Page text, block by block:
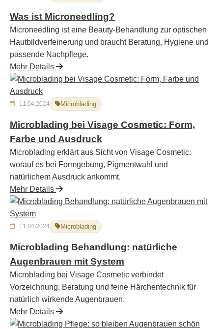
Was ist Microneedling?
Microneedling ist eine Beauty-Behandlung zur optischen
Hautbildverfeinerung und braucht Beratung, Hygiene und
passende Nachpflege.
Mehr Details
11.04.2024 Microblading
Microblading bei Visage Cosmetic: Form,
Farbe und Ausdruck
Microblading erklärt aus Sicht von Visage Cosmetic:
worauf es bei Formgebung, Pigmentwahl und
natürlichem Ausdruck ankommt.
Mehr Details
11.04.2024 Microblading
Microblading Behandlung: natürliche
Augenbrauen mit System
Microblading bei Visage Cosmetic verbindet
Vorzeichnung, Beratung und feine Härchentechnik für
natürlich wirkende Augenbrauen.
Mehr Details